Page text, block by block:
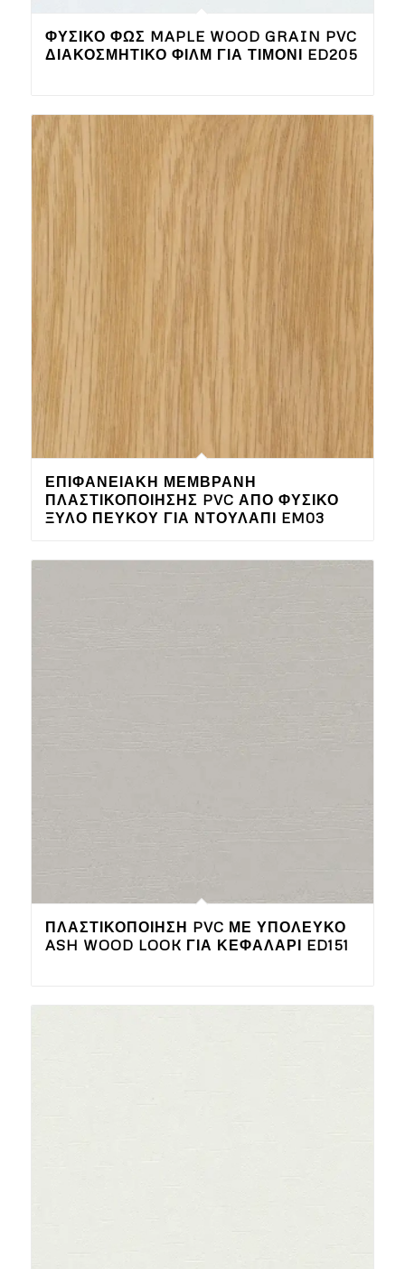
ΦΥΣΙΚΌ ΦΩΣ MAPLE WOOD GRAIN PVC
ΔΙΑΚΟΣΜΗΤΙΚΌ ΦΙΛΜ ΓΙΑ ΤΙΜΌΝΙ ED205
ΕΠΙΦΑΝΕΙΑΚΉ ΜΕΜΒΡΆΝΗ
ΠΛΑΣΤΙΚΟΠΟΊΗΣΗΣ PVC ΑΠΌ ΦΥΣΙΚΌ
ΞΎΛΟ ΠΕΎΚΟΥ ΓΙΑ ΝΤΟΥΛΆΠΙ EM03
ΠΛΑΣΤΙΚΟΠΟΊΗΣΗ PVC ΜΕ ΥΠΌΛΕΥΚΟ
ASH WOOD LOOK ΓΙΑ ΚΕΦΑΛΆΡΙ ED151